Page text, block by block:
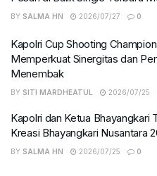
BY SALMA HN 2026/07/27 0
Kapolri Cup Shooting
Memperkuat Sinergitas dan
Menembak
BY SITI MARDHEATUL 2026/07/25
Kapolri dan Ketua Bhayangkari
Kreasi Bhayangkari Nusantara
BY SALMA HN 2026/07/25 0